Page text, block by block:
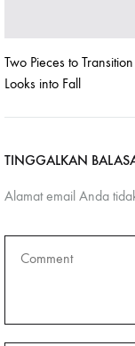
Two Pieces to
Looks into Fall
TINGGALKAN
Alamat email Anda